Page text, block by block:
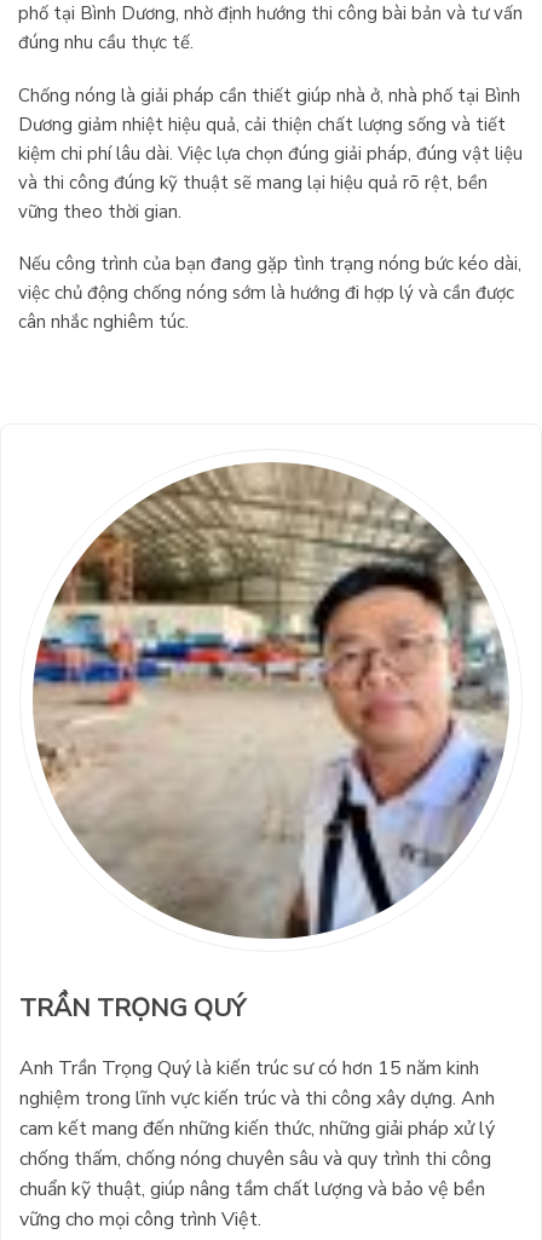
phố tại Bình Dương, nhờ định hướng thi công bài bản và tư vấn
đúng nhu cầu thực tế.
Chống nóng là giải pháp cần thiết giúp nhà ở, nhà phố tại Bình
Dương giảm nhiệt hiệu quả, cải thiện chất lượng sống và tiết
kiệm chi phí lâu dài. Việc lựa chọn đúng giải pháp, đúng vật liệu
và thi công đúng kỹ thuật sẽ mang lại hiệu quả rõ rệt, bền
vững theo thời gian.
Nếu công trình của bạn đang gặp tình trạng nóng bức kéo dài,
việc chủ động chống nóng sớm là hướng đi hợp lý và cần được
cân nhắc nghiêm túc.
TRẦN TRỌNG QUÝ
Anh Trần Trọng Quý là kiến trúc sư có hơn 15 năm kinh
nghiệm trong lĩnh vực kiến trúc và thi công xây dựng. Anh
cam kết mang đến những kiến thức, những giải pháp xử lý
chống thấm, chống nóng chuyên sâu và quy trình thi công
chuẩn kỹ thuật, giúp nâng tầm chất lượng và bảo vệ bền
vững cho mọi công trình Việt.